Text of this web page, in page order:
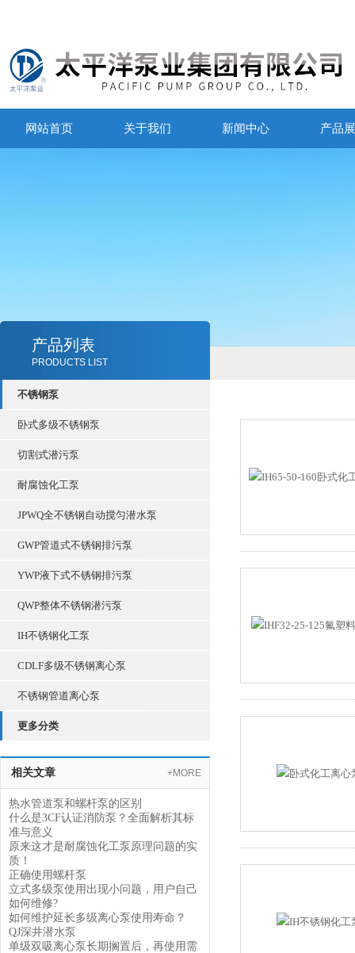
网站首页 关于我们 新闻中心 产品
产品列表
PRODUCTS LIST
不锈钢泵
卧式多级不锈钢泵
切割式潜污泵
耐腐蚀化工泵
JPWQ全不锈钢自动搅匀潜水泵
GWP管道式不锈钢排污泵
YWP液下式不锈钢排污泵
QWP整体不锈钢潜污泵
IH不锈钢化工泵
CDLF多级不锈钢离心泵
不锈钢管道离心泵
更多分类
相关文章 +MORE
热水管道泵和螺杆泵的区别
什么是3CF认证消防泵？全面解析其标
准与意义
原来这才是耐腐蚀化工泵原理问题的实
质！
正确使用螺杆泵
立式多级泵使用出现小问题，用户自己
如何维修?
如何维护延长多级离心泵使用寿命？
QJ深井潜水泵
单级双吸离心泵长期搁置后，再使用需